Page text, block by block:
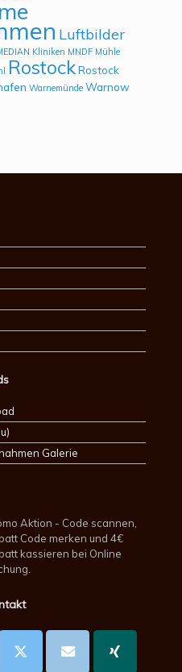
Luftbilder
Kliniken MNDF Mühle
RostockRostock
Warnemünde Warnow
Galerie
Aktion - Code scannen,
Code merken und 4€
kassieren bei Online